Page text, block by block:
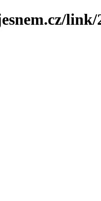
link/